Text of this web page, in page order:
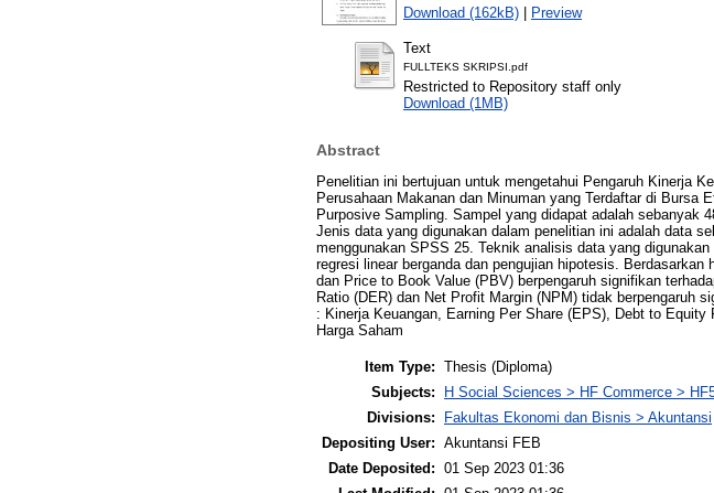
Download (162kB) | Preview
Text
FULLTEKS SKRIPSI.pdf
Restricted to Repository staff only
Download (1MB)
Abstract
Penelitian ini bertujuan untuk mengetahui Pengaruh Kinerja
Perusahaan Makanan dan Minuman yang Terdaftar di Bursa
Purposive Sampling. Sampel yang didapat adalah sebanyak
Jenis data yang digunakan dalam penelitian ini adalah data
menggunakan SPSS 25. Teknik analisis data yang
regresi linear berganda dan pengujian hipotesis.
dan Price to Book Value (PBV) berpengaruh signifikan
Ratio (DER) dan Net Profit Margin (NPM) tidak berpengaruh
: Kinerja Keuangan, Earning Per Share (EPS), Debt to
Harga Saham
Item Type: Thesis (Diploma)
Subjects:
H Social Sciences > HF Commerce >
Divisions:
Fakultas Ekonomi dan Bisnis > Akuntansi
Depositing User: Akuntansi FEB
Date Deposited: 01 Sep 2023 01:36